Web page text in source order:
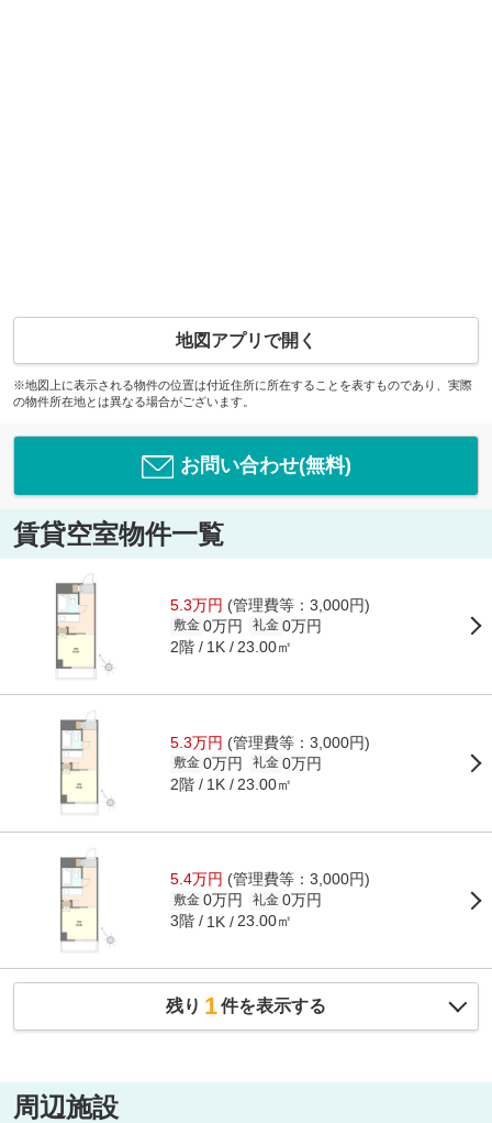
地図アプリで開く
※地図上に表示される物件の位置は付近住所に所在することを表すものであり、実際
の物件所在地とは異なる場合がございます。
お問い合わせ(無料)
賃貸空室物件一覧
5.3万円 (管理費等：3,000円)
敷金 0万円 礼金 0万円
2階 1K 23.00㎡
5.3万円 (管理費等：3,000円)
敷金 0万円 礼金 0万円
2階 1K 23.00㎡
5.4万円 (管理費等：3,000円)
敷金 0万円 礼金 0万円
3階 1K 23.00㎡
残り 1件を表示する
周辺施設